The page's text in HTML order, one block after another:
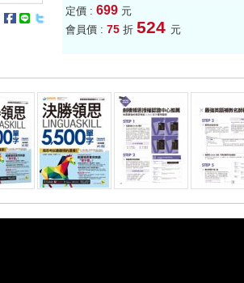
定價 : 699 元
會員價 : 75折 524 元